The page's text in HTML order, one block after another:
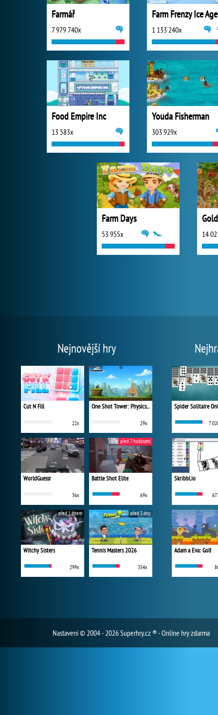
Farmář
7 979 740x
Farm Frenzy Ice Age
1 133 240x
Food Empire Inc
13 583x
Youda Fisherman
303 929x
Farm Days
53 955x 14
Nejnovější hry
Cut N Fill
22x
One Shot Tower: Physics Destroyer
29x
WorldGuessr
36x
Battle Shot Elite
69x
před 7 hodinami
Witchy Sisters
299x
před 1 dnem
Tennis Masters 2026
354x
před 3 dny
Spider Solitaire
7
Skribbl.io
Adam a Eva: Golf
Nastavení© 2004 - 2026 Superhry.cz ® - Online hry zdarma